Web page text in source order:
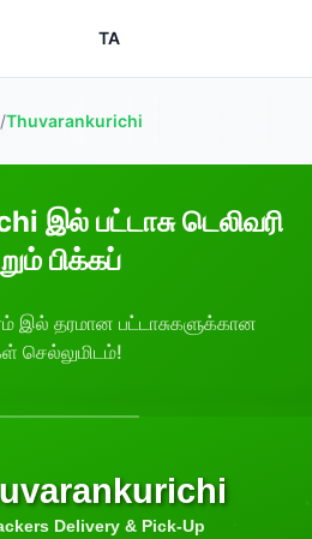
TA
/Thuvarankurichi
இல் பட்டாசு டெலிவரி
பிக்கப்
இல் தரமான பட்டாசுகளுக்கான
செல்லுமிடம்!
Delivery & Pick-Up